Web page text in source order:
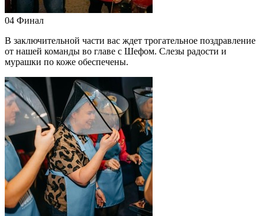
04 Финал
В заключительной части вас ждет трогательное поздравление
от нашей команды во главе с Шефом. Слезы радости и
мурашки по коже обеспечены.